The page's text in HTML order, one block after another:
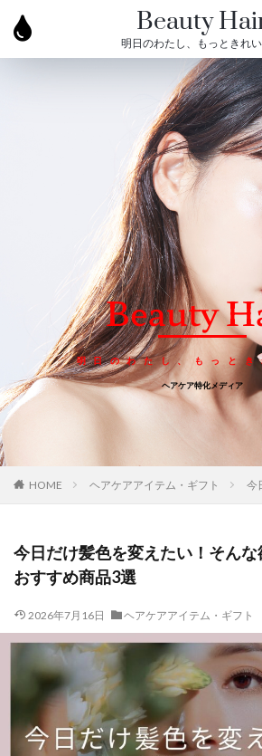
Beauty
明日のわたし、もっときれ
Beauty
明日のわたし、もっと
ヘアケア特化メディア
HOME ヘアケアアイテム・ギフト 今
今日だけ髪色を変えたい！そんな
おすすめ商品3選
2026年7月16日 ヘアケアアイテム・ギフト